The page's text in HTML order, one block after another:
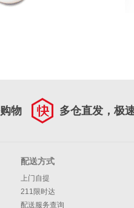
物 多仓直发，极
配送方式
上门自提
211限时达
配送服务查询